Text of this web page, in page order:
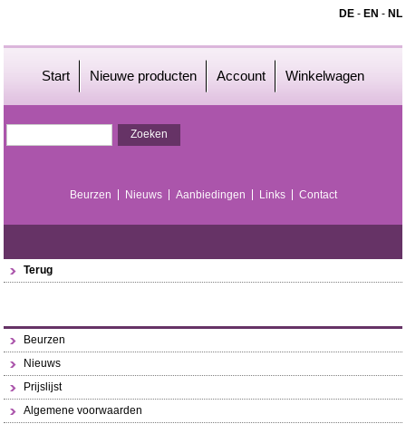
DE- EN - NL
Start Nieuwe producten Account Winkelwagen
Beurzen Nieuws Aanbiedingen Links Contact
Terug
Beurzen
Nieuws
Prijslijst
Algemene voorwaarden